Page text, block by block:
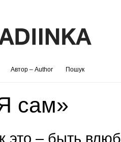
Автор – Author Пошук
сам»
это – быть